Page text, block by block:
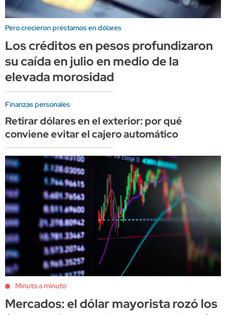
Pero crecieron préstamos en dólares
Los créditos en pesos profundizaron
su caída en julio en medio de la
elevada morosidad
Finanzas personales
Retirar dólares en el exterior: por qué
conviene evitar el cajero automático
Minuto a minuto
Mercados: el dólar mayorista rozó los